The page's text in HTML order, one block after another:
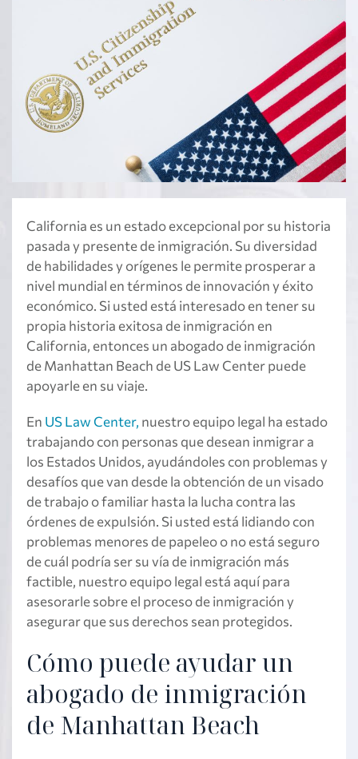
California es un estado excepcional por su historia
pasada y presente de inmigración. Su diversidad
de habilidades y orígenes le permite prosperar a
nivel mundial en términos de innovación y éxito
económico. Si usted está interesado en tener su
propia historia exitosa de inmigración en
California, entonces un abogado de inmigración
de Manhattan Beach de US Law Center puede
apoyarle en su viaje.
En US Law Center, nuestro equipo legal ha estado
trabajando con personas que desean inmigrar a
los Estados Unidos, ayudándoles con problemas y
desafíos que van desde la obtención de un visado
de trabajo o familiar hasta la lucha contra las
órdenes de expulsión. Si usted está lidiando con
problemas menores de papeleo o no está seguro
de cuál podría ser su vía de inmigración más
factible, nuestro equipo legal está aquí para
asesorarle sobre el proceso de inmigración y
asegurar que sus derechos sean protegidos.
Cómo puede ayudar un
abogado de inmigración
de Manhattan Beach